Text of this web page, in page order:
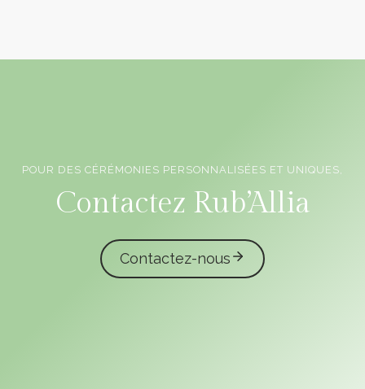
POUR DES CÉRÉMONIES PERSONNALISÉES ET UNIQUES,
Contactez Rub’Allia
Contactez-nous